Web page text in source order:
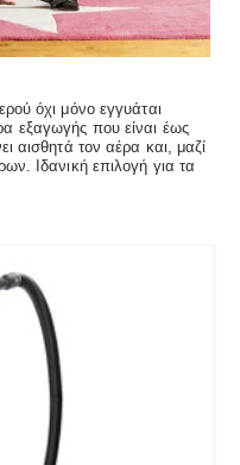
όχι μόνο εγγυάται
εξαγωγής που είναι έως
αισθητά τον αέρα και, μαζί
Ιδανική επιλογή για τα